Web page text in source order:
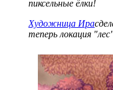
пиксельные ёлки!
Художница Ира
теперь локация